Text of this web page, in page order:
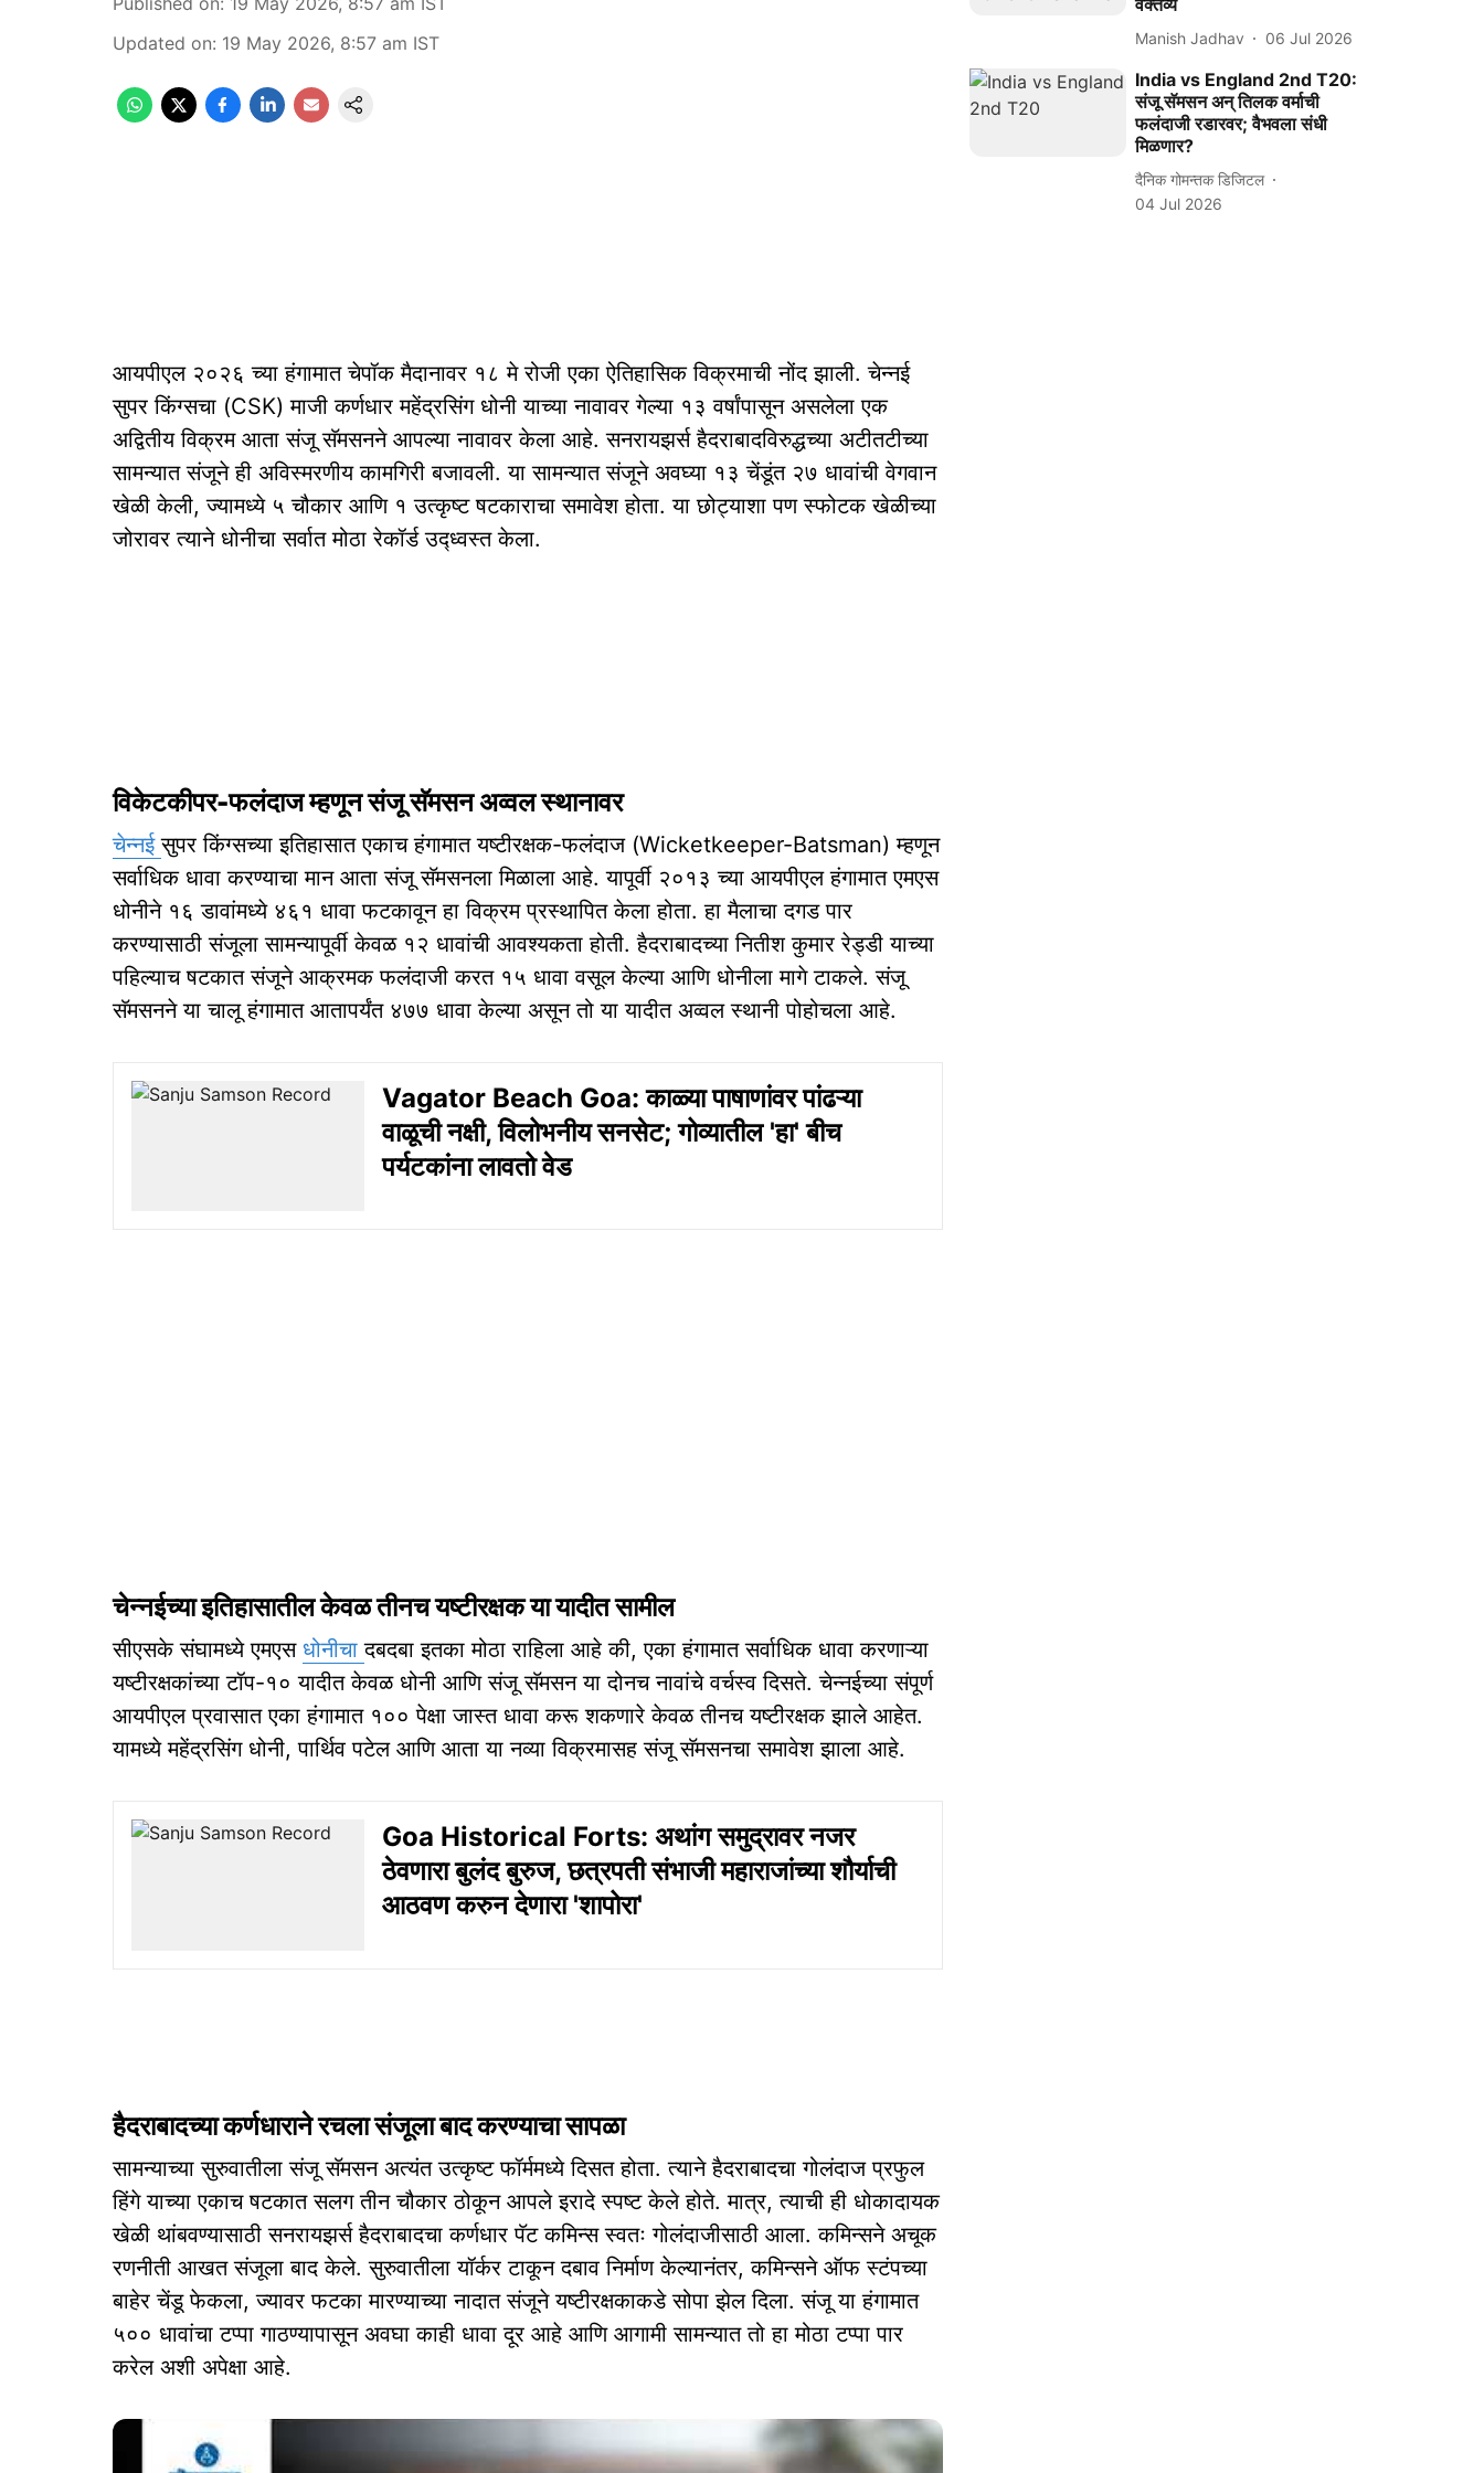
Updated on: 19 May 2026, 8:57 am IST
आयपीएल २०२६ च्या हंगामात चेपॉक मैदानावर १८ मे रोजी एका ऐतिहासिक विक्रमाची नोंद झाली. चेन्नई
सुपर किंग्सचा (CSK) माजी कर्णधार महेंद्रसिंग धोनी याच्या नावावर गेल्या १३ वर्षांपासून असलेला एक
अद्वितीय विक्रम आता संजू सॅमसनने आपल्या नावावर केला आहे. सनरायझर्स हैदराबादविरुद्धच्या अटीतटीच्या
सामन्यात संजूने ही अविस्मरणीय कामगिरी बजावली. या सामन्यात संजूने अवघ्या १३ चेंडूंत २७ धावांची वेगवान
खेळी केली, ज्यामध्ये ५ चौकार आणि १ उत्कृष्ट षटकाराचा समावेश होता. या छोट्याशा पण स्फोटक खेळीच्या
जोरावर त्याने धोनीचा सर्वात मोठा रेकॉर्ड उद्ध्वस्त केला.
विकेटकीपर-फलंदाज म्हणून संजू सॅमसन अव्वल स्थानावर
चेन्नईसुपर किंग्सच्या इतिहासात एकाच हंगामात यष्टीरक्षक-फलंदाज (Wicketkeeper-Batsman) म्हणून
सर्वाधिक धावा करण्याचा मान आता संजू सॅमसनला मिळाला आहे. यापूर्वी २०१३ च्या आयपीएल हंगामात एमएस
धोनीने १६ डावांमध्ये ४६१ धावा फटकावून हा विक्रम प्रस्थापित केला होता. हा मैलाचा दगड पार
करण्यासाठी संजूला सामन्यापूर्वी केवळ १२ धावांची आवश्यकता होती. हैदराबादच्या नितीश कुमार रेड्डी याच्या
पहिल्याच षटकात संजूने आक्रमक फलंदाजी करत १५ धावा वसूल केल्या आणि धोनीला मागे टाकले. संजू
सॅमसनने या चालू हंगामात आतापर्यंत ४७७ धावा केल्या असून तो या यादीत अव्वल स्थानी पोहोचला आहे.
Vagator Beach Goa: काळ्या पाषाणांवर पांढऱ्या
वाळूची नक्षी, विलोभनीय सनसेट; गोव्यातील 'हा' बीच
पर्यटकांना लावतो वेड
चेन्नईच्या इतिहासातील केवळ तीनच यष्टीरक्षक या यादीत सामील
सीएसके संघामध्ये एमएस धोनीचादबदबा इतका मोठा राहिला आहे की, एका हंगामात सर्वाधिक धावा करणाऱ्या
यष्टीरक्षकांच्या टॉप-१० यादीत केवळ धोनी आणि संजू सॅमसन या दोनच नावांचे वर्चस्व दिसते. चेन्नईच्या संपूर्ण
आयपीएल प्रवासात एका हंगामात १०० पेक्षा जास्त धावा करू शकणारे केवळ तीनच यष्टीरक्षक झाले आहेत.
यामध्ये महेंद्रसिंग धोनी, पार्थिव पटेल आणि आता या नव्या विक्रमासह संजू सॅमसनचा समावेश झाला आहे.
Goa Historical Forts: अथांग समुद्रावर नजर
ठेवणारा बुलंद बुरुज, छत्रपती संभाजी महाराजांच्या शौर्याची
आठवण करुन देणारा 'शापोरा'
हैदराबादच्या कर्णधाराने रचला संजूला बाद करण्याचा सापळा
सामन्याच्या सुरुवातीला संजू सॅमसन अत्यंत उत्कृष्ट फॉर्ममध्ये दिसत होता. त्याने हैदराबादचा गोलंदाज प्रफुल
हिंगे याच्या एकाच षटकात सलग तीन चौकार ठोकून आपले इरादे स्पष्ट केले होते. मात्र, त्याची ही धोकादायक
खेळी थांबवण्यासाठी सनरायझर्स हैदराबादचा कर्णधार पॅट कमिन्स स्वतः गोलंदाजीसाठी आला. कमिन्सने अचूक
रणनीती आखत संजूला बाद केले. सुरुवातीला यॉर्कर टाकून दबाव निर्माण केल्यानंतर, कमिन्सने ऑफ स्टंपच्या
बाहेर चेंडू फेकला, ज्यावर फटका मारण्याच्या नादात संजूने यष्टीरक्षकाकडे सोपा झेल दिला. संजू या हंगामात
५०० धावांचा टप्पा गाठण्यापासून अवघा काही धावा दूर आहे आणि आगामी सामन्यात तो हा मोठा टप्पा पार
करेल अशी अपेक्षा आहे.
वक्तव्य
Manish Jadhav 06 Jul 2026
India vs England 2nd T20:
संजू सॅमसन अन्‌ तिलक वर्माची
फलंदाजी रडारवर; वैभवला संधी
मिळणार?
दैनिक गोमन्तक डिजिटल
04 Jul 2026